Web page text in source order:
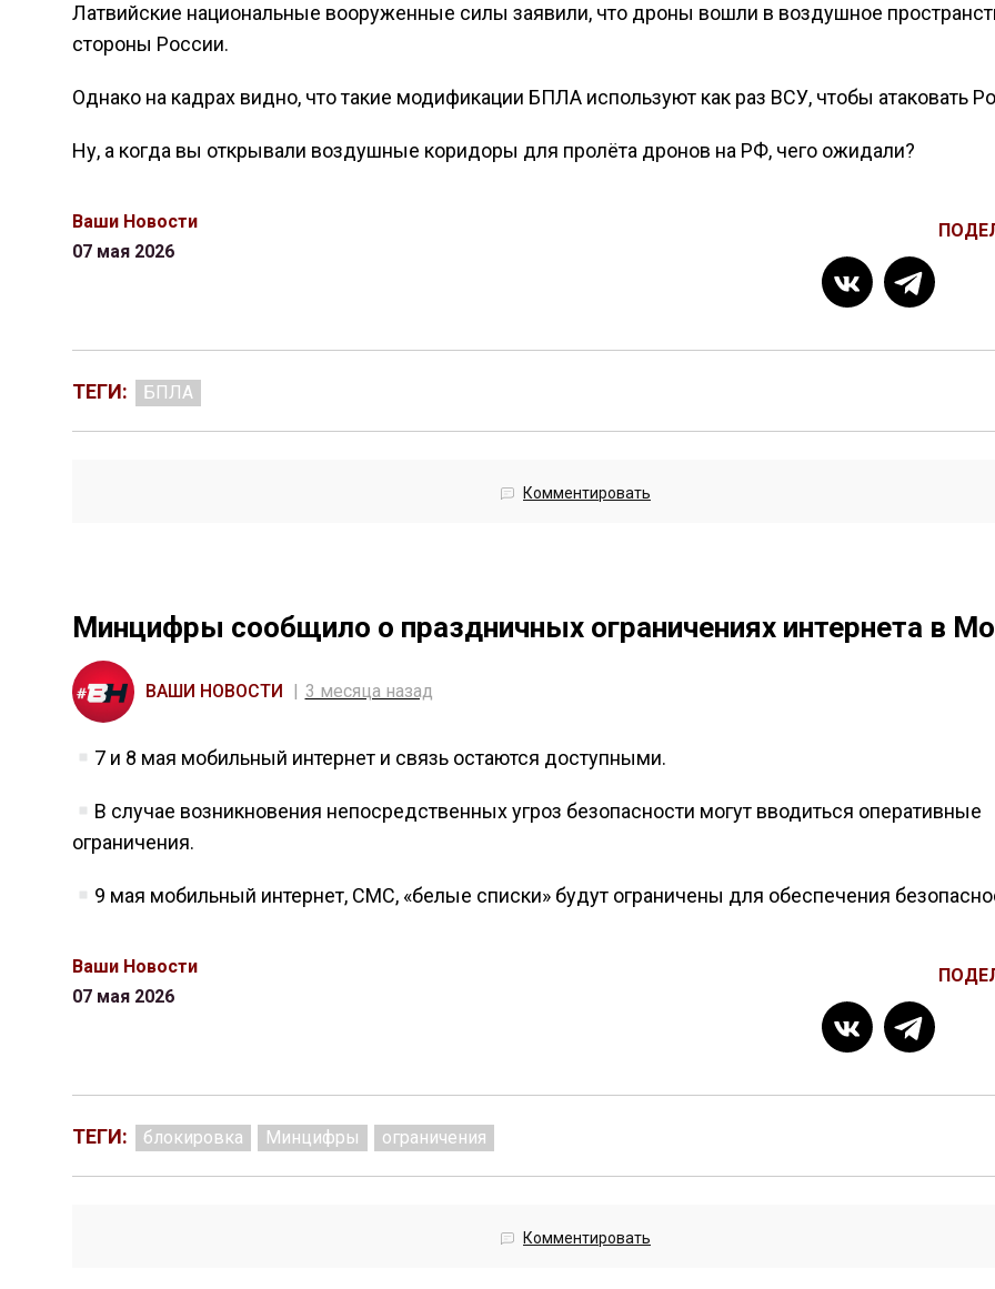
Латвийские национальные вооруженные силы заявили, что дроны вошли в воздушное
стороны России.
Однако на кадрах видно, что такие модификации БПЛА используют как раз ВСУ, чтобы атаковать
Ну, а когда вы открывали воздушные коридоры для пролёта дронов на РФ, чего ожидали?
Ваши Новости
07 мая 2026
ТЕГИ: БПЛА
Комментировать
Минцифры сообщило о праздничных ограничениях интернета в
ВАШИ НОВОСТИ 3 месяца назад
7 и 8 мая мобильный интернет и связь остаются доступными.
В случае возникновения непосредственных угроз безопасности могут вводиться оперативные
ограничения.
9 мая мобильный интернет, СМС, «белые списки» будут ограничены для обеспечения
Ваши Новости
07 мая 2026
ТЕГИ: блокировка Минцифры ограничения
Комментировать